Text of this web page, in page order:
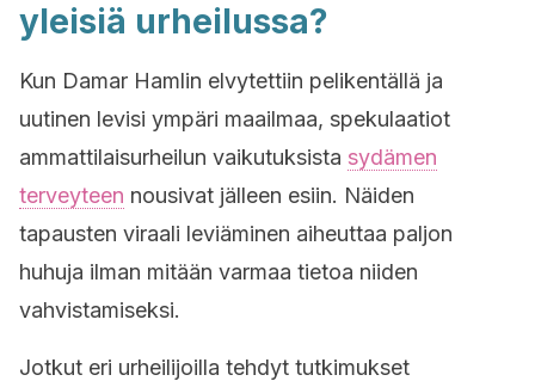
yleisiä urheilussa?
Kun Damar Hamlin elvytettiin pelikentällä ja
uutinen levisi ympäri maailmaa, spekulaatiot
ammattilaisurheilun vaikutuksista sydämen
terveyteen nousivat jälleen esiin. Näiden
tapausten viraali leviäminen aiheuttaa paljon
huhuja ilman mitään varmaa tietoa niiden
vahvistamiseksi.
Jotkut eri urheilijoilla tehdyt tutkimukset